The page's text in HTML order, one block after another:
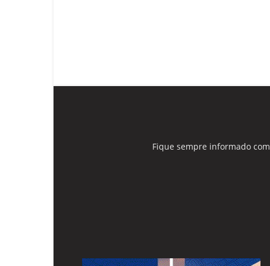
Fique sempre informado